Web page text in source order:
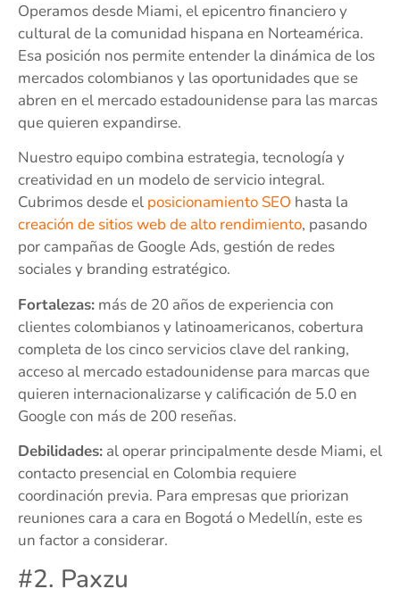
Operamos desde Miami, el epicentro financiero y
cultural de la comunidad hispana en Norteamérica.
Esa posición nos permite entender la dinámica de los
mercados colombianos y las oportunidades que se
abren en el mercado estadounidense para las marcas
que quieren expandirse.
Nuestro equipo combina estrategia, tecnología y
creatividad en un modelo de servicio integral.
Cubrimos desde el posicionamiento SEO hasta la
creación de sitios web de alto rendimiento, pasando
por campañas de Google Ads, gestión de redes
sociales y branding estratégico.
Fortalezas: más de 20 años de experiencia con
clientes colombianos y latinoamericanos, cobertura
completa de los cinco servicios clave del ranking,
acceso al mercado estadounidense para marcas que
quieren internacionalizarse y calificación de 5.0 en
Google con más de 200 reseñas.
Debilidades: al operar principalmente desde Miami, el
contacto presencial en Colombia requiere
coordinación previa. Para empresas que priorizan
reuniones cara a cara en Bogotá o Medellín, este es
un factor a considerar.
#2. Paxzu